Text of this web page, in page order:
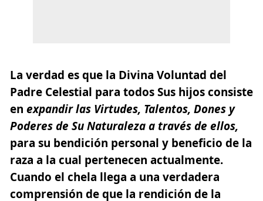
La verdad es que la Divina Voluntad del
Padre Celestial para todos Sus hijos consiste
en expandir las Virtudes, Talentos, Dones y
Poderes de Su Naturaleza a través de ellos,
para su bendición personal y beneficio de la
raza a la cual pertenecen actualmente.
Cuando el chela llega a una verdadera
comprensión de que la rendición de la